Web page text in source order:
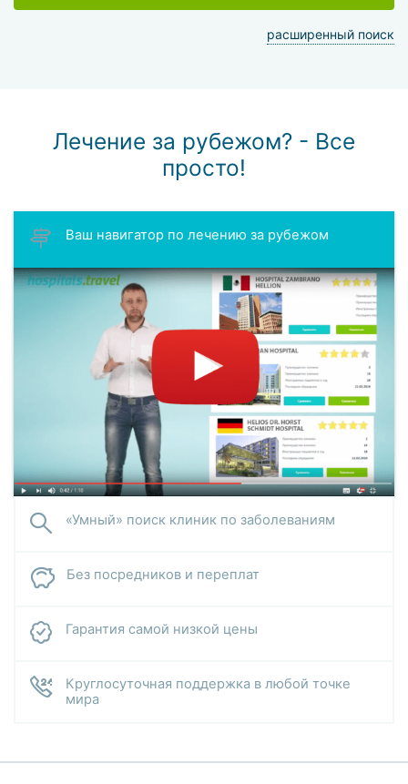
расширенный поиск
Лечение за рубежом? - Все
просто!
Ваш навигатор по лечению за рубежом
«Умный» поиск клиник по заболеваниям
Без посредников и переплат
Гарантия самой низкой цены
Круглосуточная поддержка в любой точке
мира